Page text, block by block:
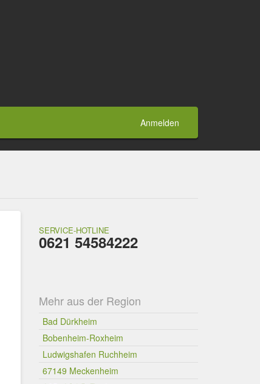
Anmelden
SERVICE-HOTLINE
0621 54584222
Mehr aus der Region
Bad Dürkheim
Bobenheim-Roxheim
Ludwigshafen Ruchheim
67149 Meckenheim